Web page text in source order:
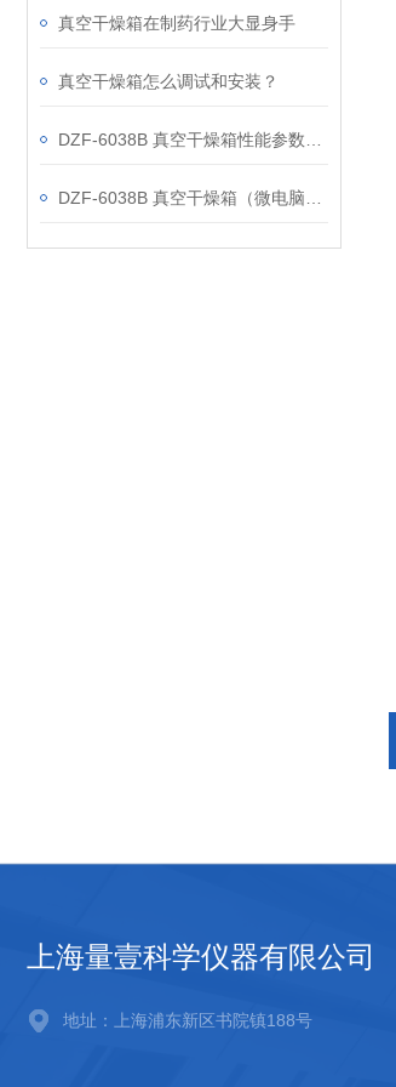
真空干燥箱在制药行业大显身手
真空干燥箱怎么调试和安装？
上海量壹科学仪器有限公司
地址：上海浦东新区书院镇188号